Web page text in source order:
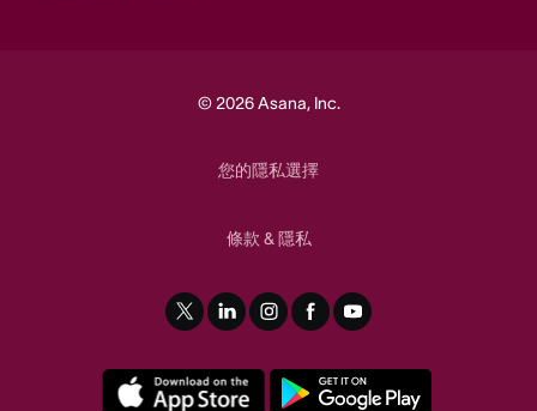
© 2026 Asana, Inc.
您的隱私選擇
條款 & 隱私